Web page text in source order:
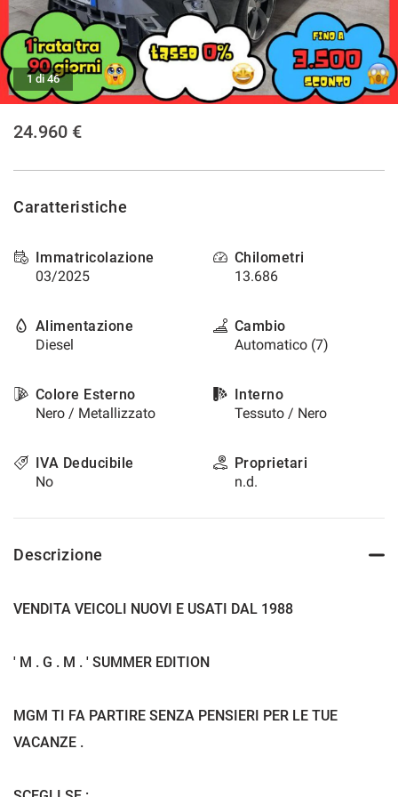
NEWS
1 di 46
24.960 €
Caratteristiche
Immatricolazione
03/2025
Chilometri
13.686
Alimentazione
Diesel
Cambio
Automatico (7)
Colore Esterno
Nero / Metallizzato
Interno
Tessuto / Nero
IVA Deducibile
No
Proprietari
n.d.
Descrizione
VENDITA VEICOLI NUOVI E USATI DAL 1988
' M . G . M . ' SUMMER EDITION
MGM TI FA PARTIRE SENZA PENSIERI PER LE TUE
VACANZE .
tracciamento
che
adottiamo
per
offrire
le
e
le
di
Per
ottenere
sull'utilità
di
questi
tracciamento
alla
policy.
e
tue
qualsiasi
momento.